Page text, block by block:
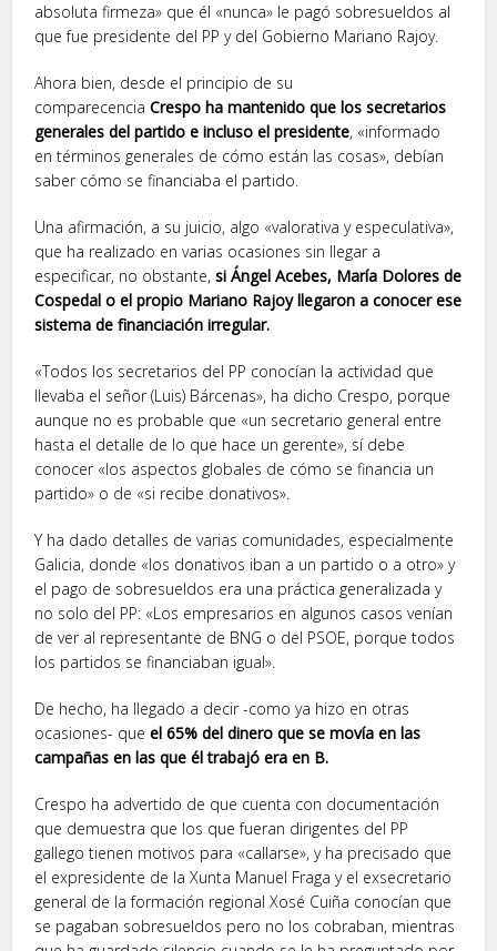
absoluta firmeza» que él «nunca» le pagó sobresueldos al
que fue presidente del PP y del Gobierno Mariano Rajoy.
Ahora bien, desde el principio de su
comparecenciaCrespo ha mantenido que los secretarios
generales del partido e incluso el presidente, «informado
en términos generales de cómo están las cosas», debían
saber cómo se financiaba el partido.
Una afirmación, a su juicio, algo «valorativa y especulativa»,
que ha realizado en varias ocasiones sin llegar a
especificar, no obstante, si Ángel Acebes, María Dolores de
Cospedal o el propio Mariano Rajoy llegaron a conocer ese
sistema de financiación irregular.
«Todos los secretarios del PP conocían la actividad que
llevaba el señor (Luis) Bárcenas», ha dicho Crespo, porque
aunque no es probable que «un secretario general entre
hasta el detalle de lo que hace un gerente», sí debe
conocer «los aspectos globales de cómo se financia un
partido» o de «si recibe donativos».
Y ha dado detalles de varias comunidades, especialmente
Galicia, donde «los donativos iban a un partido o a otro» y
el pago de sobresueldos era una práctica generalizada y
no solo del PP: «Los empresarios en algunos casos venían
de ver al representante de BNG o del PSOE, porque todos
los partidos se financiaban igual».
De hecho, ha llegado a decir -como ya hizo en otras
ocasiones- queel 65% del dinero que se movía en las
campañas en las que él trabajó era en B.
Crespo ha advertido de que cuenta con documentación
que demuestra que los que fueran dirigentes del PP
gallego tienen motivos para «callarse», y ha precisado que
el expresidente de la Xunta Manuel Fraga y el exsecretario
general de la formación regional Xosé Cuiña conocían que
se pagaban sobresueldos pero no los cobraban, mientras